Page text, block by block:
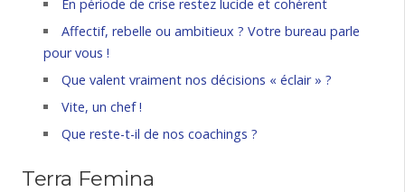
En période de crise restez lucide et cohérent
Affectif, rebelle ou ambitieux ? Votre bureau parle
pour vous !
Que valent vraiment nos décisions « éclair » ?
Vite, un chef !
Que reste-t-il de nos coachings ?
Terra Femina